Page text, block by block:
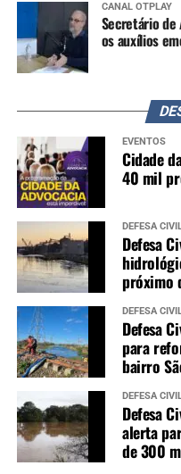
CANAL OTPLAY
Secretário de
os auxílios
EVENTOS
Cidade
40 mil
DEFESA
Defesa
próximo
DEFESA
Defesa
para
bairro
DEFESA
Defesa
alerta
de 300